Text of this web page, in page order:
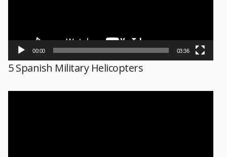
00:00 03:36
5 Spanish Military Helicopters